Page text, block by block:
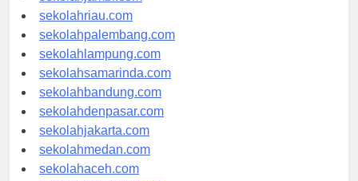
sekolahjambi.com
sekolahriau.com
sekolahpalembang.com
sekolahlampung.com
sekolahsamarinda.com
sekolahbandung.com
sekolahdenpasar.com
sekolahjakarta.com
sekolahmedan.com